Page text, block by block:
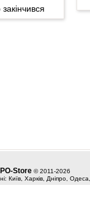
Store © 2011-2026
Київ, Харків, Дніпро,